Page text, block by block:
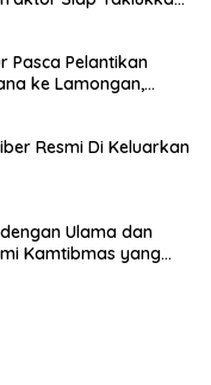
Pasca Pelantikan
ke Lamongan,
Resmi Di Keluarkan
Ulama dan
Kamtibmas yang